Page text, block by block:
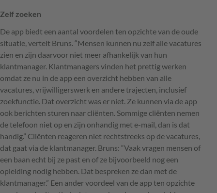
Zelf zoeken
De app biedt een aantal voordelen ten opzichte van de oude
situatie, vertelt Bruns. “Mensen kunnen nu zelf alle vacatures
zien en zijn daarvoor niet meer afhankelijk van hun
klantmanager. Klantmanagers vinden het prettig werken
omdat ze nu in de app een overzicht hebben van alle
vacatures, vrijwilligerswerk en andere trajecten, inclusief
zoekfunctie. Dat overzicht was er niet. Ze kunnen via de app
ook berichten sturen naar cliënten. Sommige cliënten nemen
de telefoon niet op en zijn onhandig met e-mail, dan is dat
handig.” Cliënten reageren niet rechtstreeks op de vacatures,
dat gaat via de klantmanager. Bruns: “Vaak vragen mensen of
een baan echt bij ze past en of ze bijvoorbeeld nog een
opleiding nodig hebben. Dat bespreken ze dan met de
klantmanager.” Een ander voordeel van de app ten opzichte